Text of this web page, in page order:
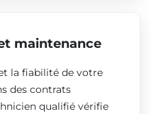
maintenance
la fiabilité de votre
des contrats
qualifié vérifie